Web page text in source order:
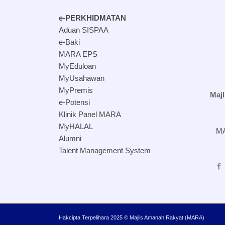
e-PERKHIDMATAN
Aduan SISPAA
e-Baki
MARA EPS
MyEduloan
MyUsahawan
MyPremis
e-Potensi
Klinik Panel MARA
MyHALAL
Alumni
Talent Management System
Hakcipta Terpelihara 2025 © Majlis Amanah Rakyat (MARA)